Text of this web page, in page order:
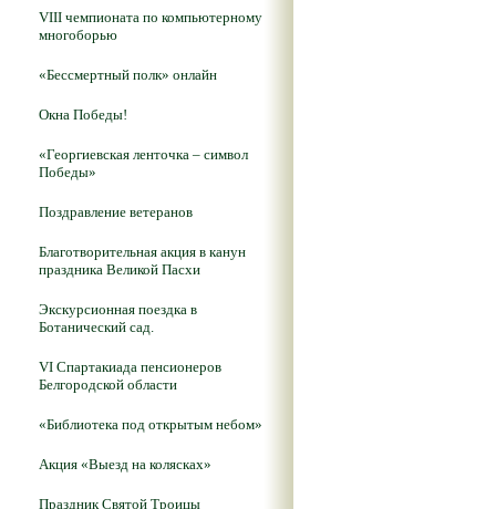
VIII чемпионата по компьютерному
многоборью
«Бессмертный полк» онлайн
Окна Победы!
«Георгиевская ленточка – символ
Победы»
Поздравление ветеранов
Благотворительная акция в канун
праздника Великой Пасхи
Экскурсионная поездка в
Ботанический сад.
VI Спартакиада пенсионеров
Белгородской области
«Библиотека под открытым небом»
Акция «Выезд на колясках»
Праздник Святой Троицы